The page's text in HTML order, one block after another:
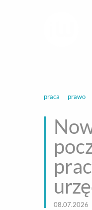
praca prawo
08.07.2026